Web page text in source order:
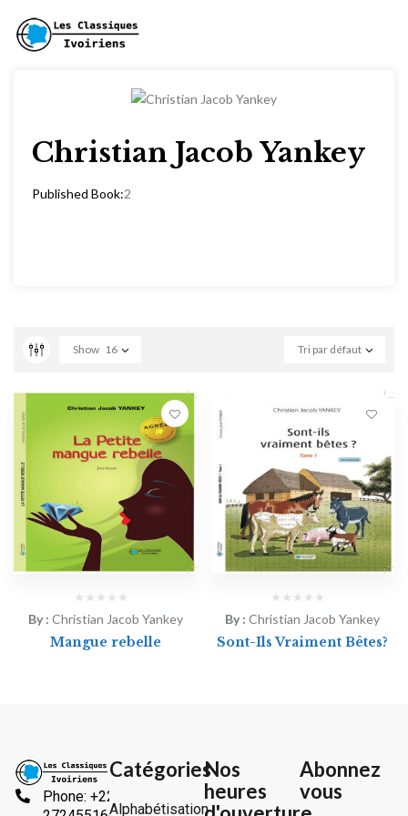
Christian Jacob Yankey
Published Book:2
Tri par défaut
Show 16
By : Christian Jacob Yankey
Mangue rebelle
By :Christian Jacob Yankey
Sont-Ils Vraiment Bêtes?
Phone: +225
Catégories
Alphabétisation
Nos
heures
Abonnez
vous